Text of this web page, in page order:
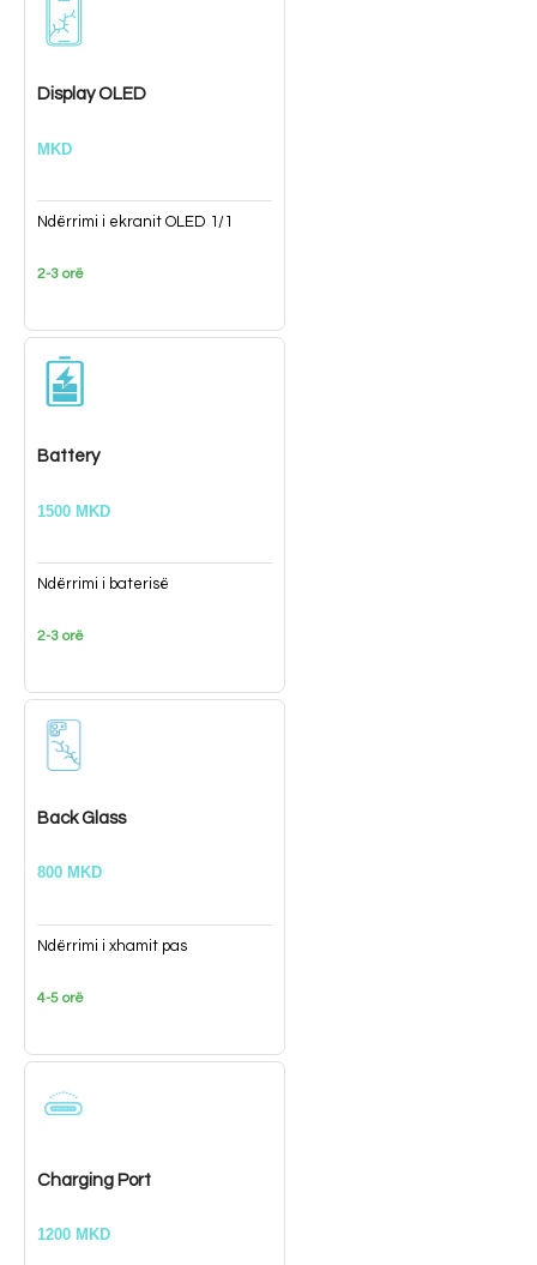
Display OLED
MKD
Ndërrimi i ekranit OLED 1/1
2-3 orë
Battery
1500 MKD
Ndërrimi i baterisë
2-3 orë
Back Glass
800 MKD
Ndërrimi i xhamit pas
4-5 orë
Charging Port
1200 MKD